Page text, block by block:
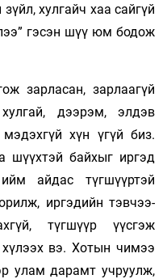
хулгайч хаа сайгүй
гэсэн шүү юм бодож
зарласан, зарлаагүй
дээрэм, элдэв
хүн үгүй биз.
шүүхтэй байхыг иргэд
айдас түгшүүртэй
иргэдийн тэвчээ­
түгшүүр үүсгэж
хүлээх вэ. Хо­­­тын чимээ
улам да­­рамт учруулж,